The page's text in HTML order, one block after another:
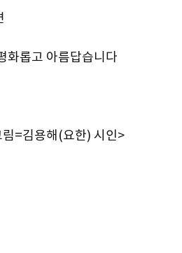
화롭고 아름답습니다
림=김용해(요한) 시인>